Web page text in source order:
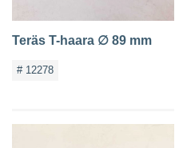
Teräs T-haara ∅ 89 mm
# 12278